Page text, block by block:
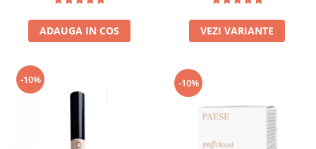
ADAUGA IN COS VEZI VARIANTE
-10% -10%